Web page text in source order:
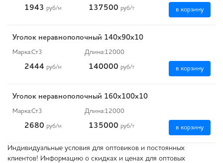
1943 руб/м 137500 руб/т в корзину
Уголок неравнополочный 140х90х10
Марка:Ст3 Длина:12000
2444 руб/м 140000 руб/т в корзину
Уголок неравнополочный 160х100х10
Марка:Ст3 Длина:12000
2680 руб/м 135000 руб/т в корзину
Индивидуальные условия для оптовиков и постоянных
клиентов! Информацию о скидках и ценах для оптовых